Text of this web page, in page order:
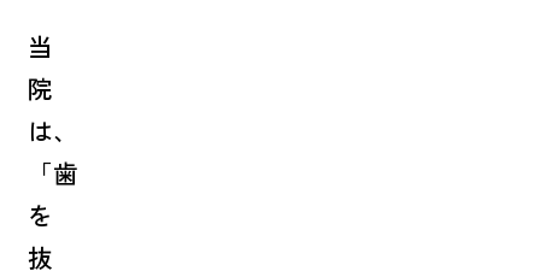
当
院
は、
「歯
を
抜